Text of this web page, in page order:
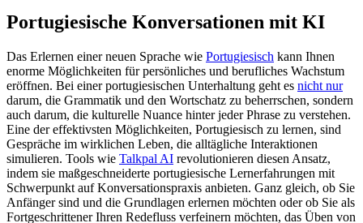
Portugiesische Konversationen mit KI
Das Erlernen einer neuen Sprache wie Portugiesisch kann Ihnen
enorme Möglichkeiten für persönliches und berufliches Wachstum
eröffnen. Bei einer portugiesischen Unterhaltung geht es nicht nur
darum, die Grammatik und den Wortschatz zu beherrschen, sondern
auch darum, die kulturelle Nuance hinter jeder Phrase zu verstehen.
Eine der effektivsten Möglichkeiten, Portugiesisch zu lernen, sind
Gespräche im wirklichen Leben, die alltägliche Interaktionen
simulieren. Tools wie Talkpal AI revolutionieren diesen Ansatz,
indem sie maßgeschneiderte portugiesische Lernerfahrungen mit
Schwerpunkt auf Konversationspraxis anbieten. Ganz gleich, ob Sie
Anfänger sind und die Grundlagen erlernen möchten oder ob Sie als
Fortgeschrittener Ihren Redefluss verfeinern möchten, das Üben von